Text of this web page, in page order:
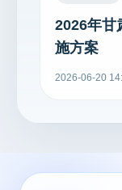
2026年甘
施方案
2026-06-20